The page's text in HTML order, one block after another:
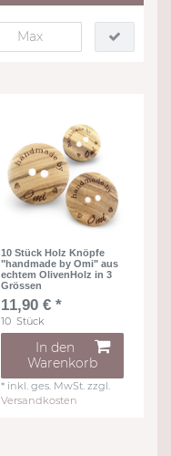
10 Stück Holz Knöpfe
"handmade by Omi" aus
echtem OlivenHolz in 3
Grössen
11,90 € *
10 Stück
In den
Warenkorb
* inkl. ges. MwSt. zzgl.
Versandkosten